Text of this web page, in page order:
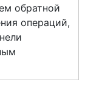
обратной
операций,